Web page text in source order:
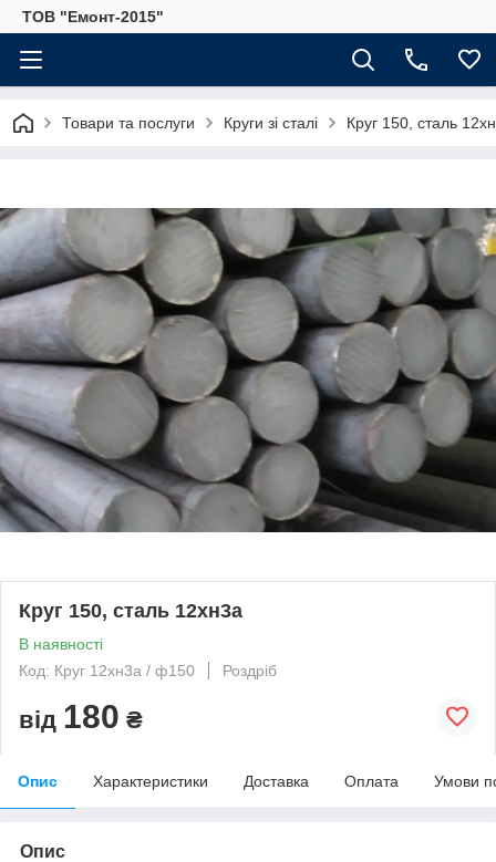
ТОВ "Емонт-2015"
Товари та послуги Круги зі сталі Круг 150, сталь
Круг 150, сталь 12хн3а
В наявності
Код: Круг 12хн3а / ф150
Роздріб
від 180 ₴
Опис Характеристики Доставка Оплата Умови
Опис